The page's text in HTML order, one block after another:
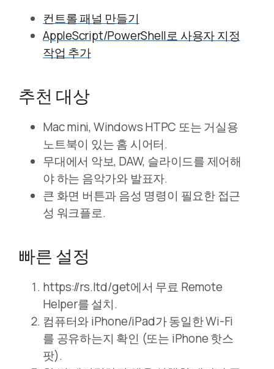
컨트롤 패널 만들기
AppleScript/PowerShell로 사용자 지정
작업 추가
추천 대상
Mac mini, Windows HTPC 또는 거실용
노트북이 있는 홈 시어터.
무대에서 악보, DAW, 슬라이드를 제어해
야 하는 음악가와 발표자.
큰 화면 버튼과 음성 명령이 필요한 접근
성 워크플로.
빠른 설정
https://rs.ltd/get에서 무료 Remote
Helper를 설치.
컴퓨터와 iPhone/iPad가 동일한 Wi-Fi
를 공유하는지 확인 (또는 iPhone 핫스
팟).